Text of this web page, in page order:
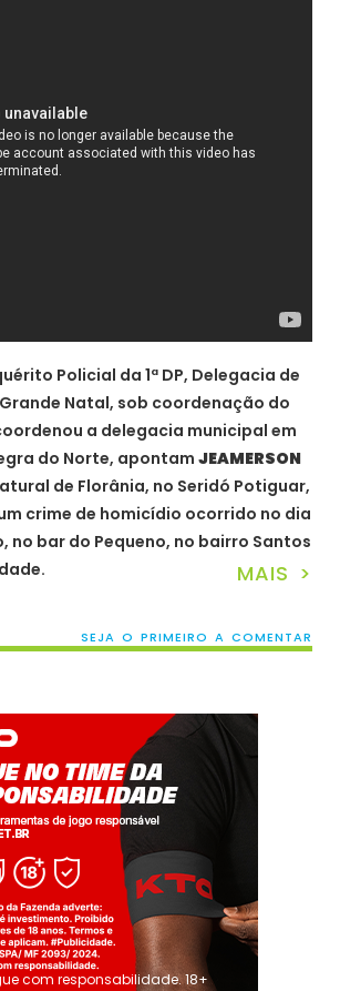
Policial da 1ª DP, Delegacia de
Natal, sob coordenação do
a delegacia municipal em
do Norte, apontam JEAMERSON
de Florânia, no Seridó Potiguar,
crime de homicídio ocorrido no dia
no bar do Pequeno, no bairro Santos
MAIS >
SEJA O PRIMEIRO A COMENTAR
com responsabilidade. 18+